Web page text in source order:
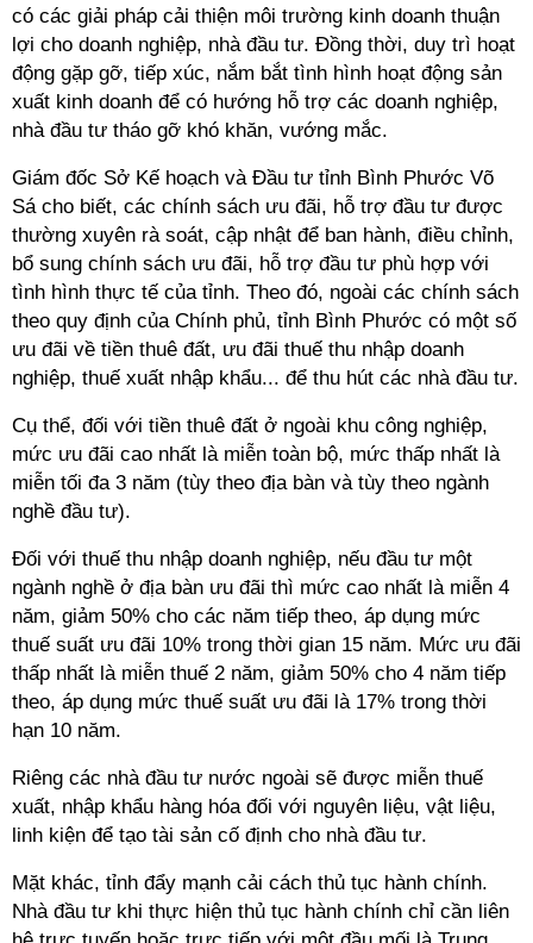
có các giải pháp cải thiện môi trường kinh doanh thuận
lợi cho doanh nghiệp, nhà đầu tư. Đồng thời, duy trì hoạt
động gặp gỡ, tiếp xúc, nắm bắt tình hình hoạt động sản
xuất kinh doanh để có hướng hỗ trợ các doanh nghiệp,
nhà đầu tư tháo gỡ khó khăn, vướng mắc.
Giám đốc Sở Kế hoạch và Đầu tư tỉnh Bình Phước Võ
Sá cho biết, các chính sách ưu đãi, hỗ trợ đầu tư được
thường xuyên rà soát, cập nhật để ban hành, điều chỉnh,
bổ sung chính sách ưu đãi, hỗ trợ đầu tư phù hợp với
tình hình thực tế của tỉnh. Theo đó, ngoài các chính sách
theo quy định của Chính phủ, tỉnh Bình Phước có một số
ưu đãi về tiền thuê đất, ưu đãi thuế thu nhập doanh
nghiệp, thuế xuất nhập khẩu... để thu hút các nhà đầu tư.
Cụ thể, đối với tiền thuê đất ở ngoài khu công nghiệp,
mức ưu đãi cao nhất là miễn toàn bộ, mức thấp nhất là
miễn tối đa 3 năm (tùy theo địa bàn và tùy theo ngành
nghề đầu tư).
Đối với thuế thu nhập doanh nghiệp, nếu đầu tư một
ngành nghề ở địa bàn ưu đãi thì mức cao nhất là miễn 4
năm, giảm 50% cho các năm tiếp theo, áp dụng mức
thuế suất ưu đãi 10% trong thời gian 15 năm. Mức ưu đãi
thấp nhất là miễn thuế 2 năm, giảm 50% cho 4 năm tiếp
theo, áp dụng mức thuế suất ưu đãi là 17% trong thời
hạn 10 năm.
Riêng các nhà đầu tư nước ngoài sẽ được miễn thuế
xuất, nhập khẩu hàng hóa đối với nguyên liệu, vật liệu,
linh kiện để tạo tài sản cố định cho nhà đầu tư.
Mặt khác, tỉnh đẩy mạnh cải cách thủ tục hành chính.
Nhà đầu tư khi thực hiện thủ tục hành chính chỉ cần liên